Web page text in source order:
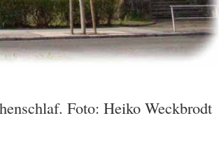
Foto: Heiko Weckbrodt